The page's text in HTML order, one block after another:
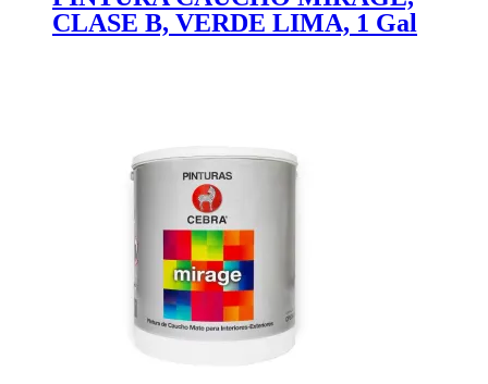
CLASE B, VERDE LIMA, 1 Gal